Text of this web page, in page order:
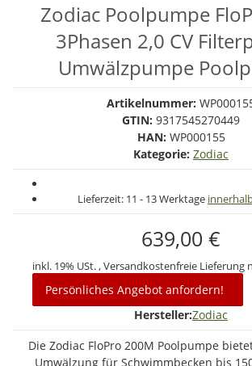
Zodiac Poolpumpe
3Phasen 2,0 CV
Umwälzpumpe
Artikelnummer:
GTIN: 9317545270449
HAN: WP000155
Kategorie: Zodiac
Lieferzeit: 11 - 13 Werktage
639,00 €
inkl. 19% USt. , Versandkostenfreie Lieferung
Persönliches Angebot anfordern!
Hersteller:Zodiac
Die Zodiac FloPro 200M Poolpumpe
Umwälzung für Schwimmbecken bis